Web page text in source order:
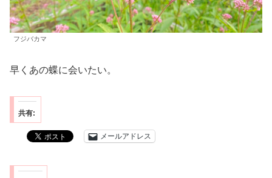
フジバカマ
早くあの蝶に会いたい。
共有:
メールアドレス